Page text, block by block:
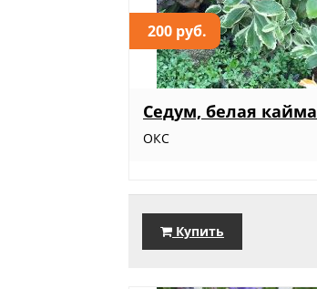
200 руб.
Седум, белая кайма
ОКС
Купить